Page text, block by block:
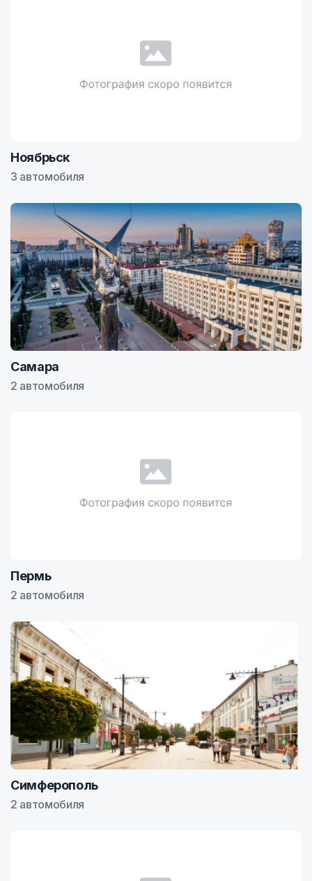
Ноябрьск
3 автомобиля
Самара
2 автомобиля
Пермь
2 автомобиля
Симферополь
2 автомобиля